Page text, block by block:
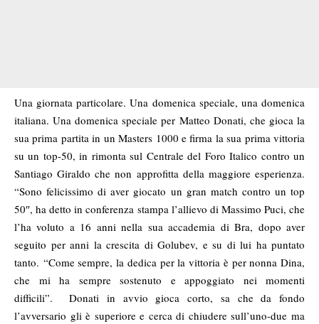
Una giornata particolare. Una domenica speciale, una domenica
italiana. Una domenica speciale per Matteo Donati, che gioca la
sua prima partita in un Masters 1000 e firma la sua prima vittoria
su un top-50, in rimonta sul Centrale del Foro Italico contro un
Santiago Giraldo che non approfitta della maggiore esperienza.
“Sono felicissimo di aver giocato un gran match contro un top
50″, ha detto in conferenza stampa l’allievo di Massimo Puci, che
l’ha voluto a 16 anni nella sua accademia di Bra, dopo aver
seguito per anni la crescita di Golubev, e su di lui ha puntato
tanto. “Come sempre, la dedica per la vittoria è per nonna Dina,
che mi ha sempre sostenuto e appoggiato nei momenti
difficili”. Donati in avvio gioca corto, sa che da fondo
l’avversario gli è superiore e cerca di chiudere sull’uno-due ma